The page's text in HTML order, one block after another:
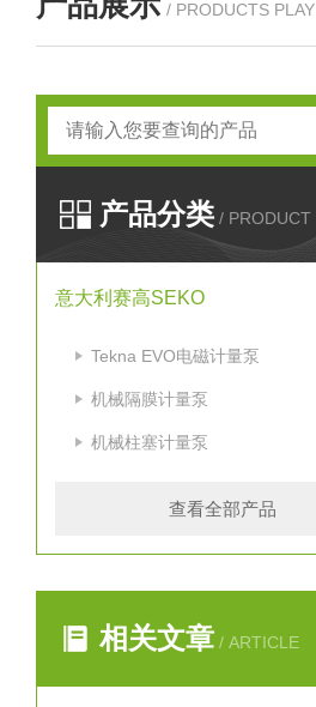
/ PRODUCTS PLAY
产品分类 / PRODUCT
意大利赛高SEKO
Tekna EVO电磁计量泵
机械隔膜计量泵
机械柱塞计量泵
查看全部产品
相关文章 / ARTICLE